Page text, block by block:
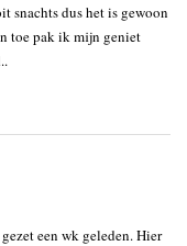
snachts dus het is gewoon
toe pak ik mijn geniet
een wk geleden. Hier